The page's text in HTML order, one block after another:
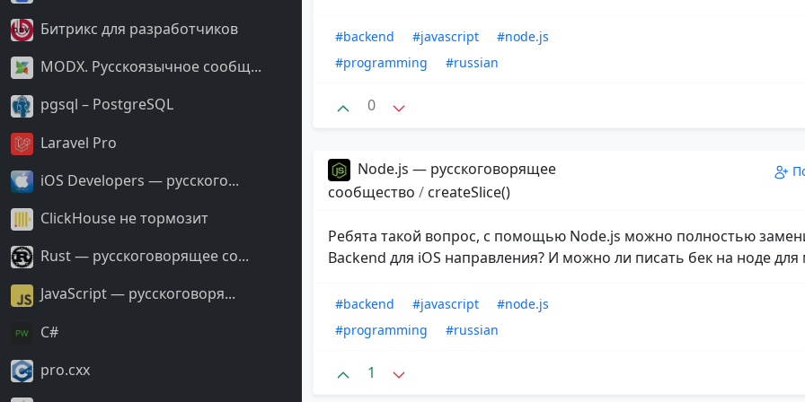
Битрикс для разработчиков
MODX. Русскоязычное сообщ...
pgsql – PostgreSQL
Laravel Pro
iOS Developers — русского...
ClickHouse не тормозит
Rust — русскоговорящее со...
JavaScript — русскоговоря...
С#
pro.cxx
#backend #javascript
#node.js
#programming
#russian
0
Node.js — русскоговорящее
сообщество / createSlice()
Ребята такой вопрос, с помощью Node.js можно полностью
Backend для iOS направления? И можно ли писать бек на ноде для
#backend #javascript
#node.js
#programming
#russian
1